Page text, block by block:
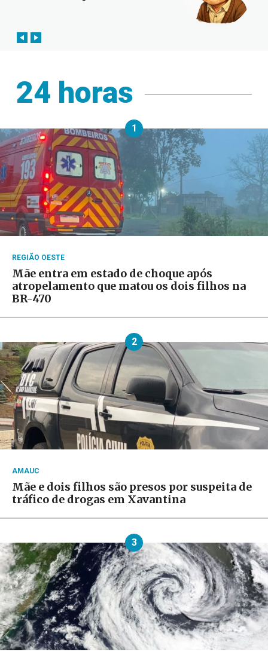
24 horas
1
REGIÃO OESTE
Mãe entra em estado de choque após
atropelamento que matou os dois filhos na
BR-470
2
AMAUC
Mãe e dois filhos são presos por suspeita de
tráfico de drogas em Xavantina
3